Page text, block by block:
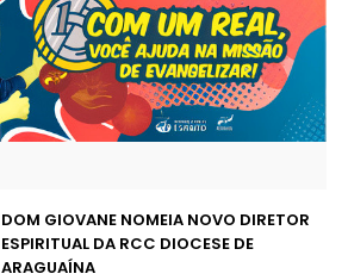
DOM GIOVANE NOMEIA NOVO DIRETOR
ESPIRITUAL DA RCC DIOCESE DE
ARAGUAÍNA